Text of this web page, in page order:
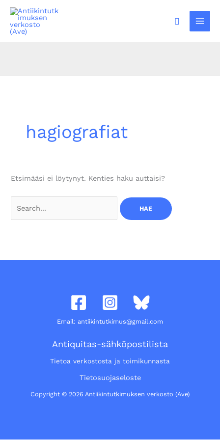
Siirry
sisältöön
Hae
hagiografiat
Etsimääsi ei löytynyt. Kenties haku auttaisi?
Email: antiikintutkimus@gmail.com
Antiquitas-sähköpostilista
Tietoa verkostosta ja toimikunnasta
Tietosuojaseloste
Copyright © 2026 Antiikintutkimuksen verkosto (Ave)